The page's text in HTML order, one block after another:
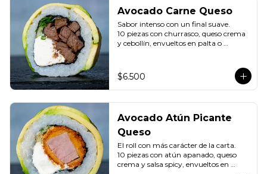
Avocado Carne Queso
Sabor intenso con un final suave.
10 piezas con churrasco, queso crema
y cebollín, envueltos en palta o
$6.500
Avocado Atún Picante
Queso
El roll con más carácter de la carta.
10 piezas con atún apanado, queso
crema y salsa spicy, envueltos en